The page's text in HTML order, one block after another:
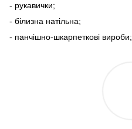
- рукавички;
- білизна натільна;
- панчішно-шкарпеткові вироби;